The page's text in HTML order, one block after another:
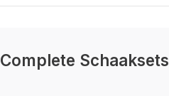
Complete Schaaksets